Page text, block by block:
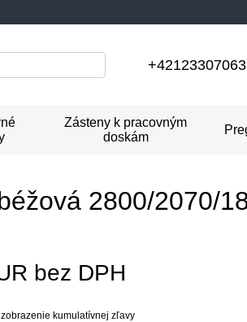
Zásteny k pracovným
doskám
2800/2070/
bez DPH
kumulatívnej zľavy